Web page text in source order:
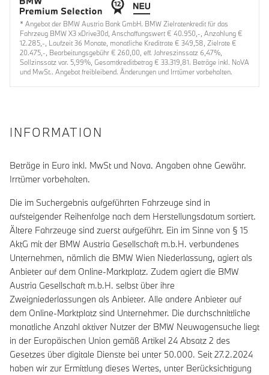
* Angebot der BMW Austria Bank GmbH. BMW Zielratenkredit für das
Fahrzeug BMW X3 xDrive30d, Anschaffungswert € 40.950,-, Anzahlung €
12.285,-, Laufzeit 36 Monate, monatliche Kreditrate € 349,58, Zielrate €
20.475,-, Bearbeitungsgebühr € 260,00, eff. Jahreszinssatz 6,47%,
Sollzinssatz var. 5,99%, Gesamtkreditbetrag € 33.319,81. Beträge inkl. NoVA
und MwSt.. Angebot freibleibend. Änderungen und Irrtümer vorbehalten.
INFORMATION
Beträge in Euro inkl. MwSt und Nova. Angaben ohne Gewähr.
Irrtümer vorbehalten.
Die im Suchergebnis aufgeführten Fahrzeuge sind in
aufsteigender Reihenfolge nach dem Herstellungsdatum sortiert.
Ältere Fahrzeuge sind zuerst aufgeführt. Ein im Sinne von § 15
AktG mit der BMW Austria Gesellschaft m.b.H. verbundenes
Unternehmen, nämlich die BMW Wien Niederlassung, agiert als
Anbieter auf dem Online-Marktplatz. Zudem agiert die BMW
Austria Gesellschaft m.b.H. selbst über ihre
Zweigniederlassungen als Anbieter. Alle andere Anbieter auf
dem Online-Marktplatz sind Unternehmer. Die durchschnittliche
monatliche Anzahl aktiver Nutzer der BMW Neuwagensuche liegt
in der Europäischen Union gemäß Artikel 24 Absatz 2 des
Gesetzes über digitale Dienste bei unter 50.000. Seit 27.2.2024
haben wir zur Ermittlung dieses Wertes, unter Berücksichtigung